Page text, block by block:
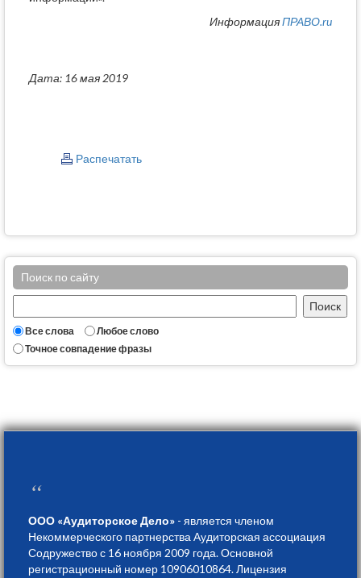
ИнформацияПРАВО.ru
Дата: 16 мая 2019
Распечатать
Поиск по сайту
Все слова
Любое слово
Точное совпадение фразы
“
ООО «Аудиторское Дело» - является членом
Некоммерческого партнерства Аудиторская ассоциация
Содружество с 16 ноября 2009 года. Основной
регистрационный номер 10906010864. Лицензия